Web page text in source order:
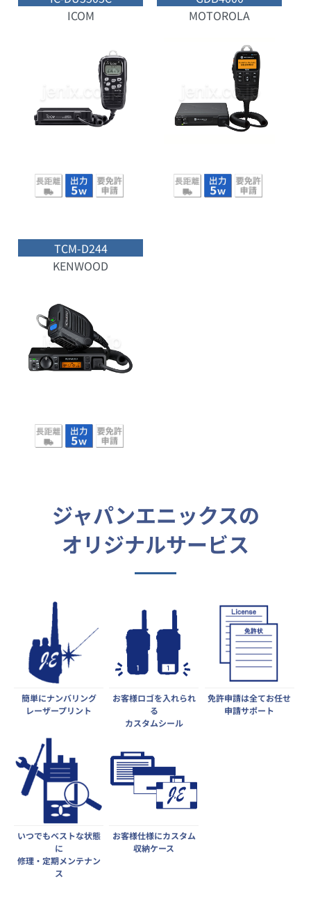
ICOM
MOTOROLA
TCM-D244
KENWOOD
ジャパンエニックスの
オリジナルサービス
簡単にナンバリング
レーザープリント
お客様ロゴを入れられ
る
カスタムシール
免許申請は全てお任せ
申請サポート
いつでもベストな状態
に
修理・定期メンテナン
ス
お客様仕様にカスタム
収納ケース